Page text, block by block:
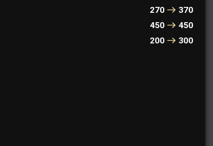
270
370
450
450
200 300